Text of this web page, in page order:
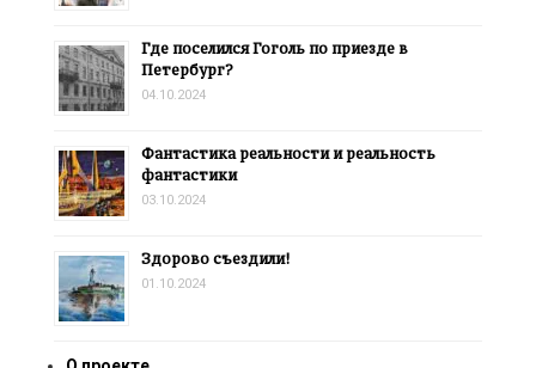
Где поселился Гоголь по приезде в
Петербург?
04.10.2024
Фантастика реальности и реальность
фантастики
03.10.2024
Здорово съездили!
01.10.2024